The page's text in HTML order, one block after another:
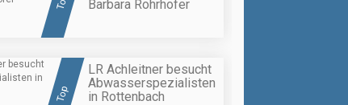
Barbara Rohrhofer
Top
LR Achleitner besucht
Abwasserspezialisten
in Rottenbach